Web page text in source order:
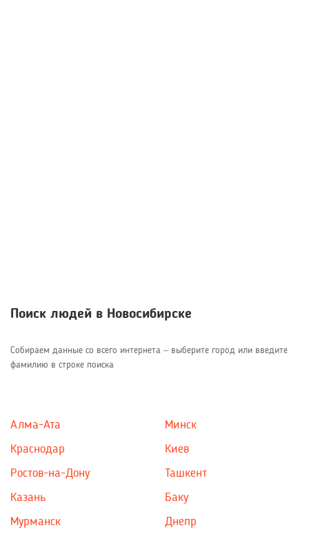
Поиск людей в Новосибирске
Собираем данные со всего интернета – выберите город или введите
фамилию в строке поиска
Алма-Ата
Краснодар
Ростов-на-Дону
Казань
Мурманск
Минск
Киев
Ташкент
Баку
Днепр